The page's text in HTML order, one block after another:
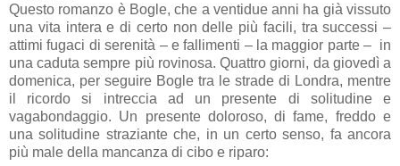
Questo romanzo è Bogle, che a ventidue anni ha già vissuto
una vita intera e di certo non delle più facili, tra successi –
attimi fugaci di serenità – e fallimenti – la maggior parte – in
una caduta sempre più rovinosa. Quattro giorni, da giovedì a
domenica, per seguire Bogle tra le strade di Londra, mentre
il ricordo si intreccia ad un presente di solitudine e
vagabondaggio. Un presente doloroso, di fame, freddo e
una solitudine straziante che, in un certo senso, fa ancora
più male della mancanza di cibo e riparo: